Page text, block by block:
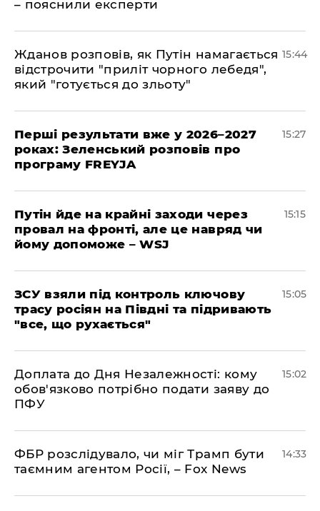
– пояснили експерти
Жданов розповів, як Путін намагається
відстрочити "приліт чорного лебедя",
який "готується до зльоту"
15:44
Перші результати вже у 2026–2027
роках: Зеленський розповів про
програму FREYJA
15:27
Путін йде на крайні заходи через
провал на фронті, але це навряд чи
йому допоможе – WSJ
15:15
ЗСУ взяли під контроль ключову
трасу росіян на Півдні та підривають
"все, що рухається"
15:05
Доплата до Дня Незалежності: кому
обов'язково потрібно подати заяву до
ПФУ
15:02
ФБР розслідувало, чи міг Трамп бути
таємним агентом Росії, – Fox News
14:33